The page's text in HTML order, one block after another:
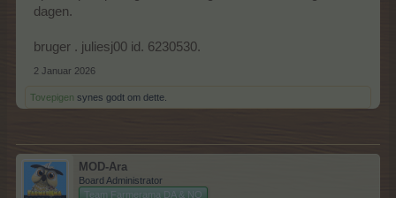
dagen.
bruger . juliesj00 id. 6230530.
2 Januar 2026
Tovepigen synes godt om dette.
MOD-Ara
Board Administrator
Team Farmerama DA & NO